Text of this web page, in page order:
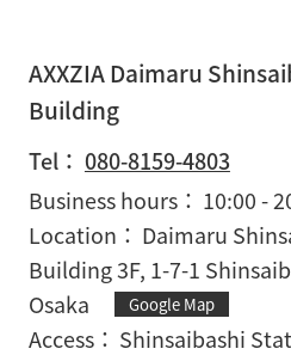
AXXZIA Daimaru
Building
Tel： 080-8159-4803
Business hours
10:00 -
Location
Daimaru
Building 3F, 1-7-1
Osaka
Google Map
Access
Shinsaibashi